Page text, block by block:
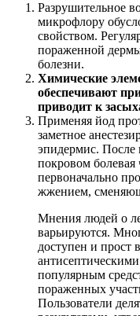
Разрушительное
микрофлору
свойством.
пораженной
болезни.
Химические
обеспечивают
приводит к
Применяя йод
заметное
эпидермис. После
покровом болевая
первоначально
жжением,
Мнения людей о
варьируются.
доступен и прост
популярным
пораженных
Пользователи